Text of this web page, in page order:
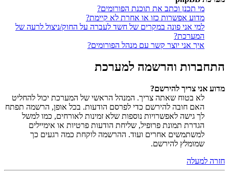
מי תכנן וכתב את תוכנת הפורומים?
מדוע אפשרות כזו או אחרת לא קיימת?
למי אני פונה במקרים של חשד לעברה על החוק/ניצול לרעה של
המערכת?
איך אני יוצר קשר עם מנהל הפורומים?
התחברות והרשמה למערכת
מדוע אני צריך להירשם?
לא בטוח שאתה צריך. המנהל הראשי של המערכת יכול להחליט
האם חובה להירשם כדי לפרסם הודעות. בכל אופן, הרשמה תפתח
לך גישה לאפשרויות נוספות שלא זמינות לאורחים, כמו למשל
הגדרת תמונת פרופיל, שליחת הודעות פרטיות או אימיילים
למשתמשים אחרים ועוד. ההרשמה לוקחת כמה רגעים כך
שמומלץ להירשם.
חזרה למעלה